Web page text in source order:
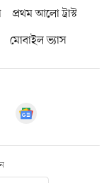
প্রথম আলো ট্রাস্ট
মোবাইল ভ্যাস